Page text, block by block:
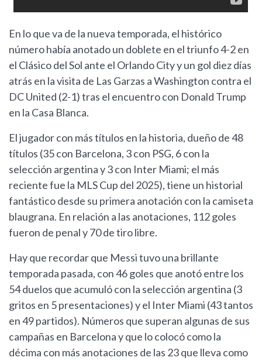
En lo que va de la nueva temporada, el histórico
número había anotado un doblete en el triunfo 4-2 en
el Clásico del Sol ante el Orlando City y un gol diez días
atrás en la visita de Las Garzas a Washington contra el
DC United (2-1) tras el encuentro con Donald Trump
en la Casa Blanca.
El jugador con más títulos en la historia, dueño de 48
títulos (35 con Barcelona, 3 con PSG, 6 con la
selección argentina y 3 con Inter Miami; el más
reciente fue la MLS Cup del 2025), tiene un historial
fantástico desde su primera anotación con la camiseta
blaugrana. En relación a las anotaciones, 112 goles
fueron de penal y 70 de tiro libre.
Hay que recordar que Messi tuvo una brillante
temporada pasada, con 46 goles que anotó entre los
54 duelos que acumuló con la selección argentina (3
gritos en 5 presentaciones) y el Inter Miami (43 tantos
en 49 partidos). Números que superan algunas de sus
campañas en Barcelona y que lo colocó como la
décima con más anotaciones de las 23 que lleva como